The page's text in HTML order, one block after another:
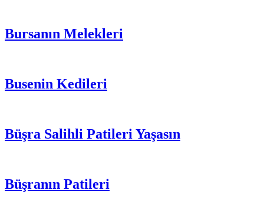
Bursanın Melekleri
Busenin Kedileri
Büşra Salihli Patileri Yaşasın
Büşranın Patileri